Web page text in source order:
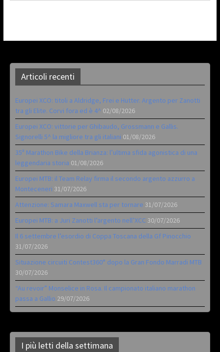
Articoli recenti
Europei XCO: titoli a Aldridge, Frei e Hutter. Argento per Zanotti
tra gli Elite. Corvi fora ed è 4^ 02/08/2026
Europei XCO: vittorie per Ghibaudo, Grossmann e Gallis.
Signorelli 5^ la migliore tra gli italiani 01/08/2026
35ª Marathon Bike della Brianza: l’ultima sfida agonistica di una
leggendaria storia 01/08/2026
Europei MTB: il Team Relay firma il secondo argento azzurro a
Monteceneri 31/07/2026
Attenzione: Samara Maxwell sta per tornare 31/07/2026
Europei MTB: a Juri Zanotti l’argento nell’XCC 30/07/2026
Il 6 settembre l’esordio di Coppa Toscana della Gf Pinocchio
31/07/2026
Situazione circuiti Contest360° dopo la Gran Fondo Marradi MTB
30/07/2026
“Au revoir” Monselice in Rosa. Il campionato italiano marathon
passa a Gallio 29/07/2026
I più letti della settimana